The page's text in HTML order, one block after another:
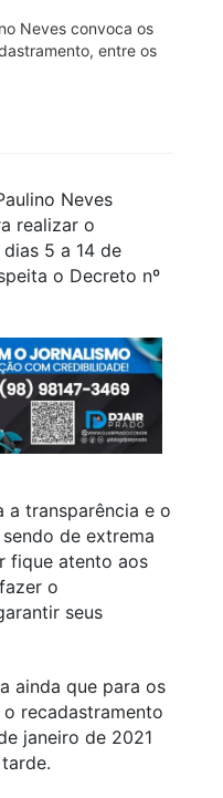
Neves convoca os
entre os
Neves
realizar o
5 a 14 de
o Decreto nº
a transparência e o
de extrema
fique atento aos
o
seus
ainda que para os
recadastramento
janeiro de 2021